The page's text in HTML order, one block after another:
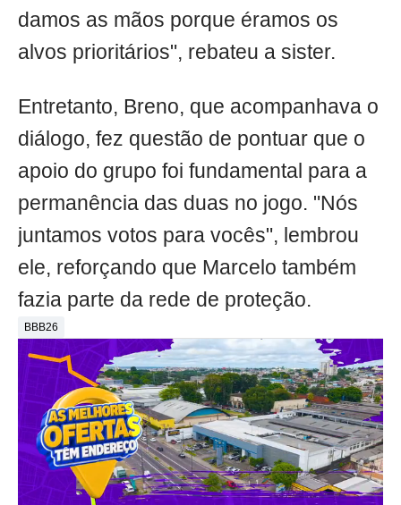
damos as mãos porque éramos os
alvos prioritários", rebateu a sister.
Entretanto, Breno, que acompanhava o
diálogo, fez questão de pontuar que o
apoio do grupo foi fundamental para a
permanência das duas no jogo. "Nós
juntamos votos para vocês", lembrou
ele, reforçando que Marcelo também
fazia parte da rede de proteção.
BBB26